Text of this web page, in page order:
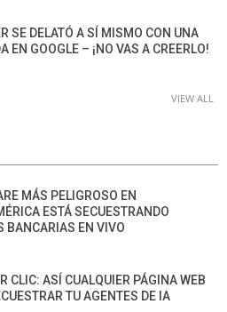
SE DELATÓ A SÍ MISMO CON UNA
EN GOOGLE – ¡NO VAS A CREERLO!
VIEW ALL
MÁS PELIGROSO EN
ESTÁ SECUESTRANDO
BANCARIAS EN VIVO
CLIC: ASÍ CUALQUIER PÁGINA WEB
TU AGENTES DE IA